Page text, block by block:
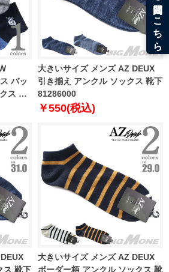
バッ
ス 靴
大きいサイズ メンズ AZ DEUX
引き揃え アンクル ソックス 靴下
81286000
￥550(税込)
ス 靴下
大きいサイズ メンズ AZ DEUX
ボーダー柄 アンクル ソックス 靴